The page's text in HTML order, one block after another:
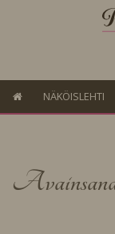
NÄKÖISLEHTI